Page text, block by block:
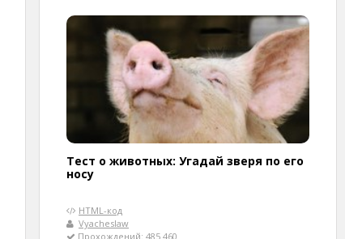
Тест о животных: Угадай зверя по его
носу
HTML-код
Vyacheslaw
Прохождений: 485 460